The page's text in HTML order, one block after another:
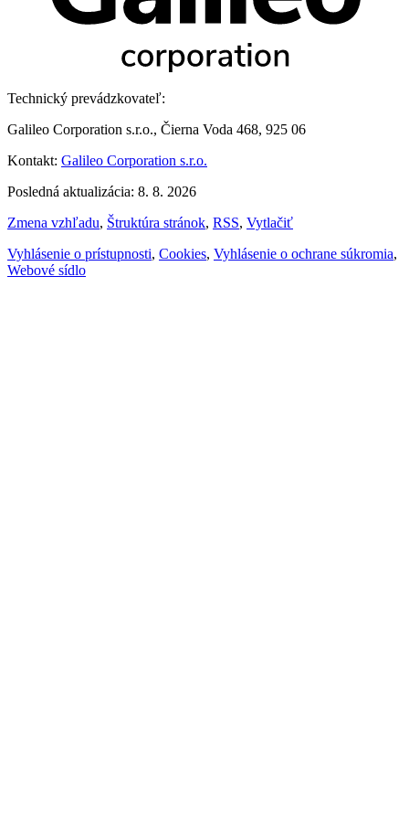
Technický prevádzkovateľ:
Galileo Corporation s.r.o., Čierna Voda 468, 925 06
Kontakt: Galileo Corporation s.r.o.
Posledná aktualizácia: 8. 8. 2026
Zmena vzhľadu, Štruktúra stránok, RSS, Vytlačiť
Vyhlásenie o prístupnosti, Cookies, Vyhlásenie o ochrane súkromia,
Webové sídlo